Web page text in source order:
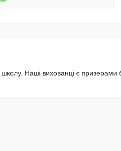
Наші вихованці є призерами